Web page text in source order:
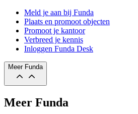
Meld je aan bij Funda
Plaats en promoot objecten
Promoot je kantoor
Verbreed je kennis
Inloggen Funda Desk
Meer Funda
Meer Funda